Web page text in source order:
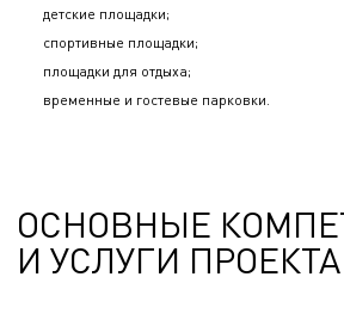
детские площадки;
спортивные площадки;
площадки для отдыха;
временные и гостевые парковки.
ОСНОВНЫЕ
И УСЛУГИ ПРОЕКТА